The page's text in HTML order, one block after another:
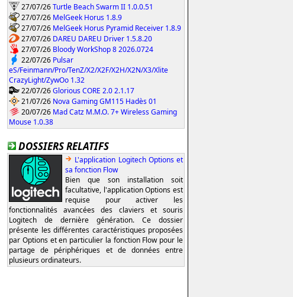
27/07/26Turtle Beach Swarm II 1.0.0.51
27/07/26 MelGeek Horus 1.8.9
27/07/26 MelGeek Horus Pyramid Receiver 1.8.9
27/07/26 DAREU DAREU Driver 1.5.8.20
27/07/26 Bloody WorkShop 8 2026.0724
22/07/26 Pulsar
eS/Feinmann/Pro/TenZ/X2/X2F/X2H/X2N/X3/Xlite
CrazyLight/ZywOo 1.32
22/07/26Glorious CORE 2.0 2.1.17
21/07/26 Nova Gaming GM115 Hadès 01
20/07/26 Mad Catz M.M.O. 7+ Wireless Gaming
Mouse 1.0.38
DOSSIERS RELATIFS
L'application Logitech Options et
sa fonction Flow
Bien que son installation soit
facultative, l'application Options est
requise pour activer les
fonctionnalités avancées des claviers et souris
Logitech de dernière génération. Ce dossier
présente les différentes caractéristiques proposées
par Options et en particulier la fonction Flow pour le
partage de périphériques et de données entre
plusieurs ordinateurs.